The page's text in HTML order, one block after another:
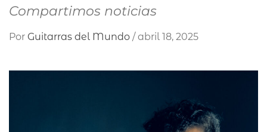
Compartimos noticias
Por Guitarras del Mundo / abril 18, 2025